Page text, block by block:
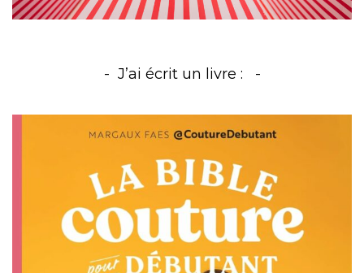
J’ai écrit un livre :